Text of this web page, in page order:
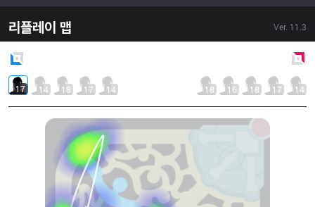
리플레이 맵 Ver. 11.3
17 14 18 17 14 18 16 18 17 14